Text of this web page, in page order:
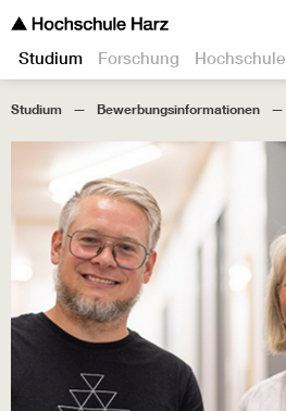
Studium Forschung Hochschule
Studium Bewerbungsinformationen